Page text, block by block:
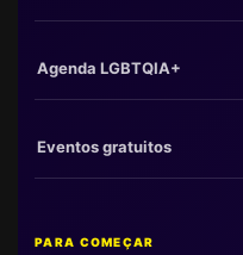
Agenda LGBTQIA+
Eventos gratuitos
PARA COMEÇAR